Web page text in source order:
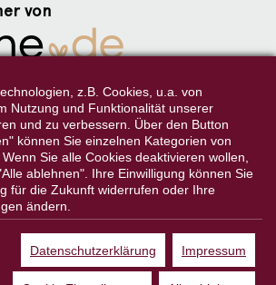
von
gelten inklusive gesetzlichen MwSt. und bei
z.B. Cookies, u.a. von
Nutzung und Funktionalität unserer
und zu verbessern. Über den Button
können Sie einzelnen Kategorien von
Sie alle Cookies deaktivieren wollen,
ablehnen". Ihre Einwilligung können Sie
für die Zukunft widerrufen oder Ihre
ändern.
Datenschutzerklärung Impressum